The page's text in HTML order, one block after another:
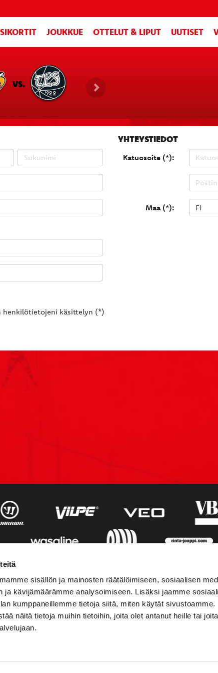
sisällön ja mainosten räätälöimiseen, sosiaalisen
ja kävijämäärämme analysoimiseen. Lisäksi jaamme
kumppaneillemme tietoja siitä, miten käytät sivustoamme.
näitä tietoja muihin tietoihin, joita olet antanut heille tai
JOUKKUE OTTELUT & LIPUT UUTISET
VS.
YHTEYSTIEDOT
Katuosoite (*):
Maa (*):
henkilötietojeni käsittelyn (*)
SOSIAALINEN MEDIA